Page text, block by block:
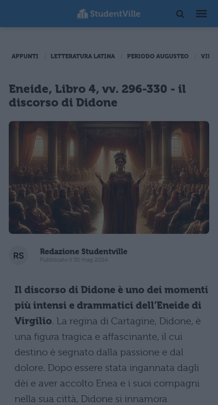
APPUNTI LETTERATURA LATINA PERIODO AUGUSTEO
Eneide, Libro 4, vv. 296-330 - il
discorso di Didone
Redazione Studentville
Pubblicato il 30 mag 2024
Il discorso di Didone è uno dei momenti
più intensi e drammatici dell’Eneide di
Virgilio. La regina di Cartagine, Didone, è
una figura tragica e affascinante, il cui
destino è segnato dalla passione e dal
dolore. Dopo essere stata ingannata dagli
dèi e aver accolto Enea e i suoi compagni
nella sua città, Didone si innamora